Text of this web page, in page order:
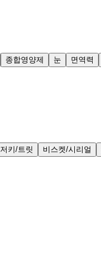
종합영양제 눈 면역력
저키/트릿 비스켓/시리얼